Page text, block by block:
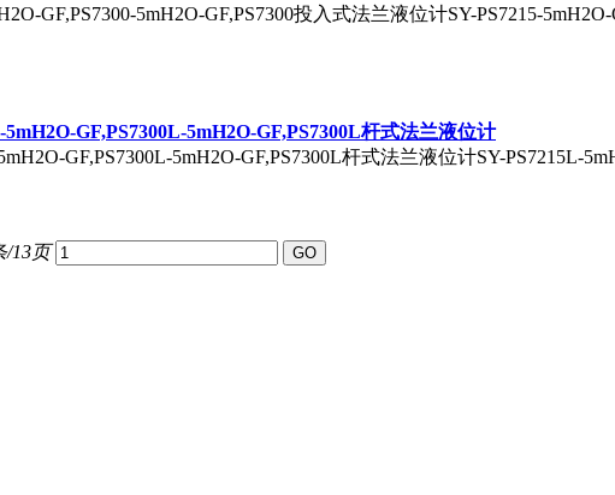
GF,PS7300-5mH2O-GF,PS7300投入式法兰液位计SY-PS7215-
GF,PS7300L-5mH2O-GF,PS7300L杆式法兰液位计
GF,PS7300L-5mH2O-GF,PS7300L杆式法兰液位计SY-PS7215L-
/13页